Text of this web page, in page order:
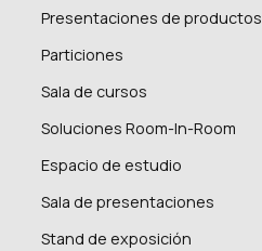
Presentaciones de productos
Particiones
Sala de cursos
Soluciones Room-In-Room
Espacio de estudio
Sala de presentaciones
Stand de exposición